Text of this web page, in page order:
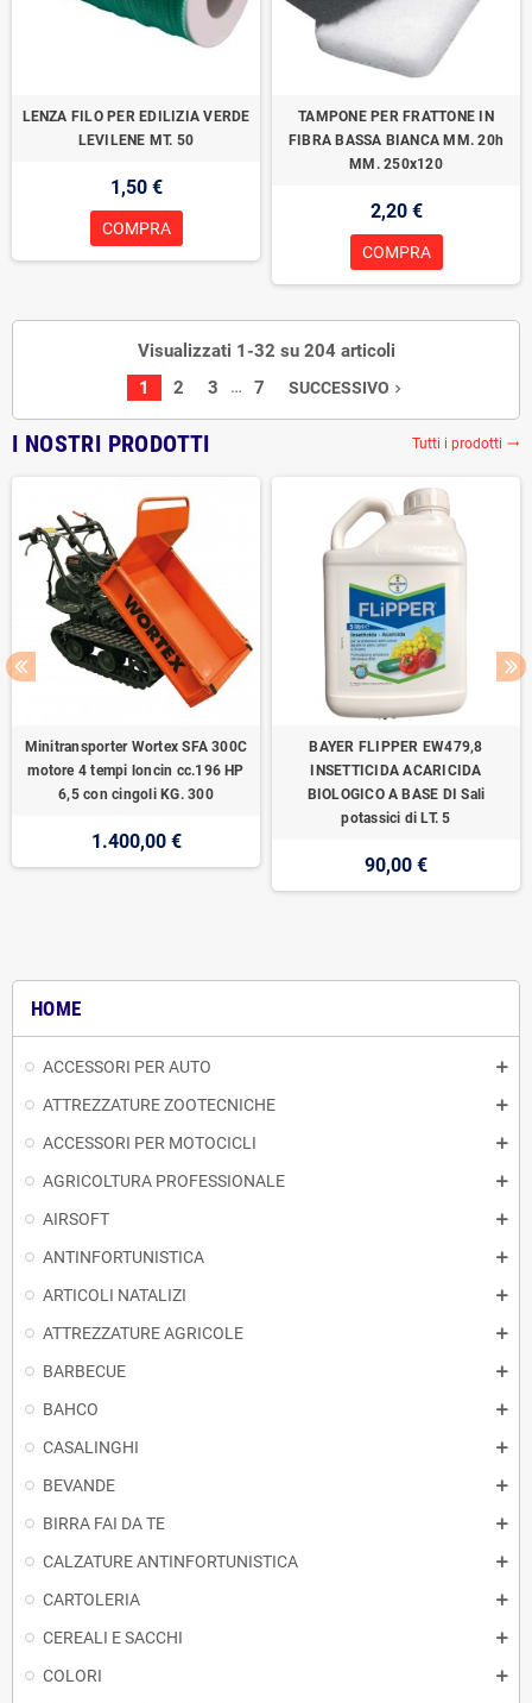
HOME
ACCESSORI PER AUTO
ATTREZZATURE ZOOTECNICHE
ACCESSORI PER MOTOCICLI
AGRICOLTURA PROFESSIONALE
AIRSOFT
ANTINFORTUNISTICA
ARTICOLI NATALIZI
ATTREZZATURE AGRICOLE
BARBECUE
BAHCO
CASALINGHI
BEVANDE
BIRRA FAI DA TE
CALZATURE ANTINFORTUNISTICA
CARTOLERIA
CEREALI E SACCHI
COLORI
LENZA FILO PER EDILIZIA VERDE
LEVILENE MT. 50
1,50 €
COMPRA
TAMPONE PER FRATTONE IN
FIBRA BASSA BIANCA MM. 20h
MM. 250x120
2,20 €
COMPRA
Visualizzati 1-32 su 204 articoli
1
2 3 … 7 SUCCESSIVO navigate_next
I NOSTRI PRODOTTI Tutti i prodotti trending_flat
Minitransporter Wortex SFA 300C
motore 4 tempi loncin cc.196 HP
6,5 con cingoli KG. 300
1.400,00 €
BAYER FLIPPER EW479,8
INSETTICIDA ACARICIDA
BIOLOGICO A BASE DI Sali
potassici di LT. 5
90,00 €